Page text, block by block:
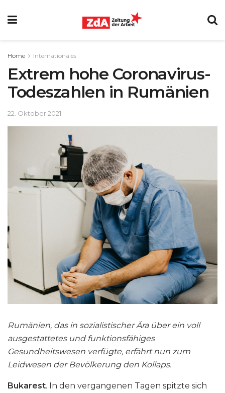
Home Internationales
Extrem hohe Coronavirus-
Todeszahlen in Rumänien
22. Oktober 2021
Rumänien, das in sozialistischer Ära über ein voll
ausgestattetes und funktionsfähiges
Gesundheitswesen verfügte, erfährt nun zum
Leidwesen der Bevölkerung den Kollaps.
Bukarest. In den vergangenen Tagen spitzte sich